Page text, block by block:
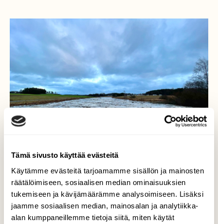
Tämä sivusto käyttää evästeitä
Käytämme evästeitä tarjoamamme sisällön ja mainosten
räätälöimiseen, sosiaalisen median ominaisuuksien
tukemiseen ja kävijämäärämme analysoimiseen. Lisäksi
jaamme sosiaalisen median, mainosalan ja analytiikka-
alan kumppaneillemme tietoja siitä, miten käytät
Kohta rytisee…!